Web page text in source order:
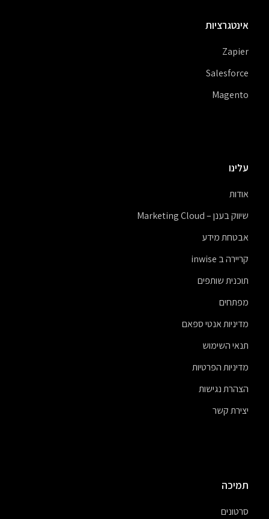
אינטגרציות
Zapier
Salesforce
Magento
עלינו
אודות
שיווק בענן – Marketing Cloud
אבטחת מידע
קריירה ב inwise
תוכנית שותפים
מפתחים
מדיניות אנטי ספאם
תנאי השימוש
מדיניות הפרטיות
הצהרת נגישות
יצירת קשר
תמיכה
סרטונים